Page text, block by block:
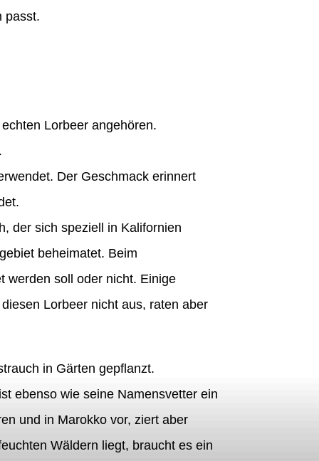
passt.
Lorbeer angehören.
Der Geschmack erinnert
der sich speziell in Kalifornien
beheimatet. Beim
werden soll oder nicht. Einige
Lorbeer nicht aus, raten aber
in Gärten gepflanzt.
ebenso wie seine Namensvetter ein
und in Marokko vor, ziert aber
Wäldern liegt, braucht es ein